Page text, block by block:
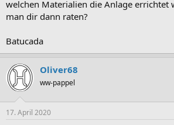
welchen Materialien die Anlage errichtet
man dir dann raten?
Batucada
Oliver68
ww-pappel
17. April 2020